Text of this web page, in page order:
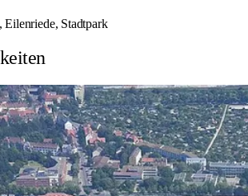
Eilenriede, Stadtpark